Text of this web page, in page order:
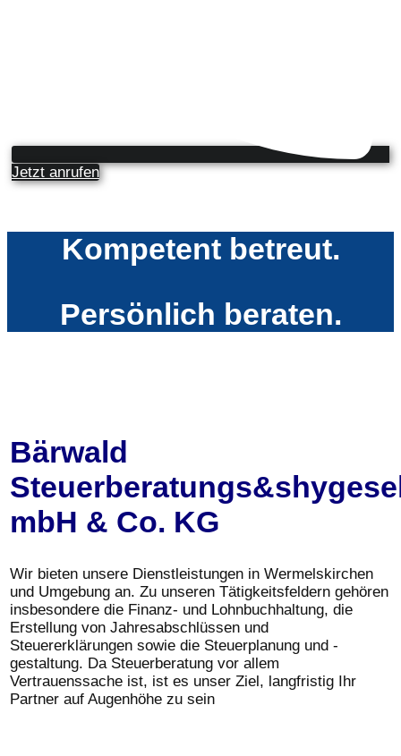
Jetzt anrufen
Kompetent betreut.
Persönlich beraten.
Bärwald
mbH & Co. KG
Wir bieten unsere Dienstleistungen in Wermelskirchen
und Umgebung an. Zu unseren Tätigkeitsfeldern gehören
insbesondere die Finanz- und Lohnbuchhaltung, die
Erstellung von Jahresabschlüssen und
Steuererklärungen sowie die Steuerplanung und -
gestaltung. Da Steuerberatung vor allem
Vertrauenssache ist, ist es unser Ziel, langfristig Ihr
Partner auf Augenhöhe zu sein